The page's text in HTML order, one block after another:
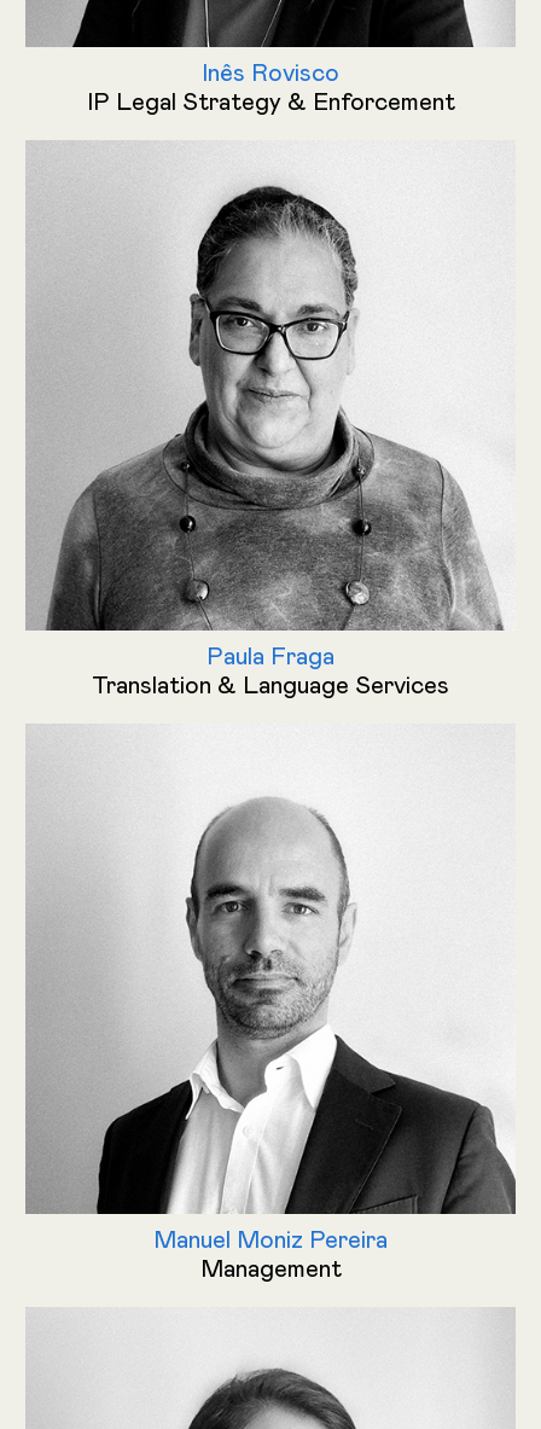
Inês Rovisco
IP Legal Strategy & Enforcement
Paula Fraga
Translation & Language Services
Manuel Moniz Pereira
Management